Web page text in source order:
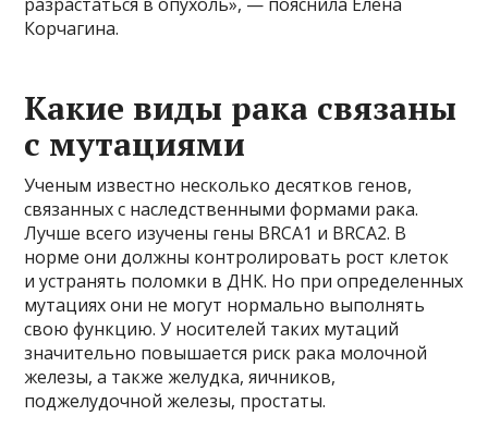
Корчагина.
Какие виды рака связаны
с мутациями
Ученым известно несколько десятков генов,
связанных с наследственными формами рака.
Лучше всего изучены гены BRCA1 и BRCA2. В
норме они должны контролировать рост клеток
и устранять поломки в ДНК. Но при определенных
мутациях они не могут нормально выполнять
свою функцию. У носителей таких мутаций
значительно повышается риск рака молочной
железы, а также желудка, яичников,
поджелудочной железы, простаты.